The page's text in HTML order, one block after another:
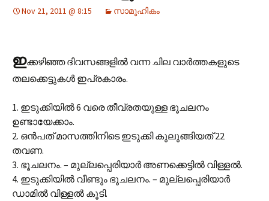
Nov 21, 2011 @ 8:15 സാമൂഹികം
ഇക്കഴിഞ്ഞ ദിവസങ്ങളിൽ വന്ന ചില വാർത്തകളുടെ
തലക്കെട്ടുകൾ ഇപ്രകാരം.
1. ഇടുക്കിയിൽ 6 വരെ തീവ്രതയുള്ള ഭൂചലനം
ഉണ്ടായേക്കാം.
2. ഒൻപത് മാസത്തിനിടെ ഇടുക്കി കുലുങ്ങിയത് 22
തവണ.
3. ഭൂചലനം. – മുല്ലപ്പെരിയാർ അണക്കെട്ടിൽ വിള്ളൽ.
4. ഇടുക്കിയിൽ വീണ്ടും ഭൂചലനം. – മുല്ലപ്പെരിയാർ
ഡാമിൽ വിള്ളൽ കൂടി.